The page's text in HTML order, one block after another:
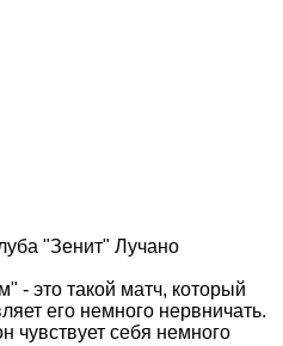
"Зенит" Лучано
- это такой матч, который
его немного нервничать.
чувствует себя немного